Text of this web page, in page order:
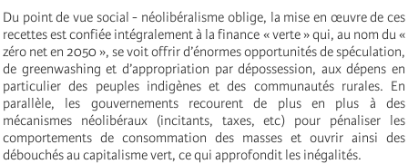
Du point de vue social - néolibéralisme oblige, la mise en œuvre de ces
recettes est confiée intégralement à la finance « verte » qui, au nom du «
zéro net en 2050 », se voit offrir d’énormes opportunités de spéculation,
de greenwashing et d’appropriation par dépossession, aux dépens en
particulier des peuples indigènes et des communautés rurales. En
parallèle, les gouvernements recourent de plus en plus à des
mécanismes néolibéraux (incitants, taxes, etc) pour pénaliser les
comportements de consommation des masses et ouvrir ainsi des
débouchés au capitalisme vert, ce qui approfondit les inégalités.